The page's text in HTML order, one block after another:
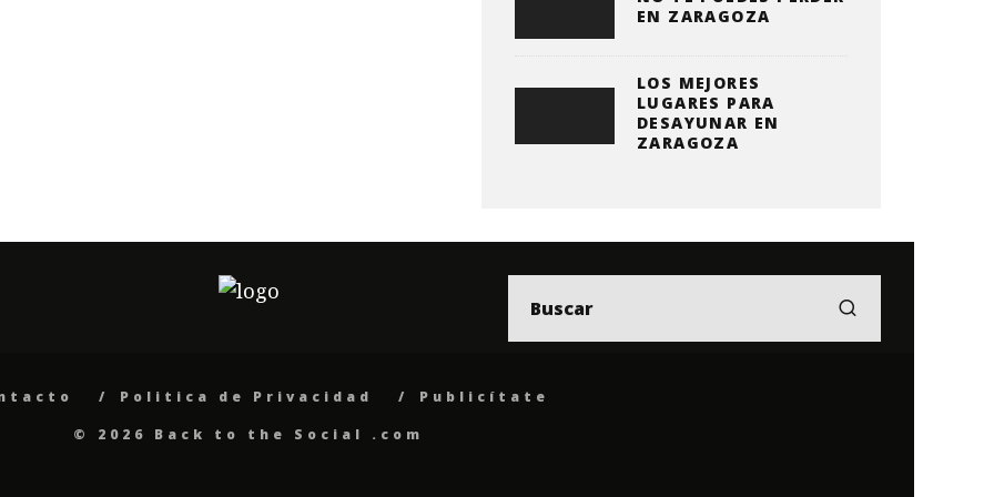
EN ZARAGOZA
LOS MEJORES
LUGARES PARA
DESAYUNAR EN
ZARAGOZA
Politica de Privacidad
Publicítate
© 2026 Back to the Social .com